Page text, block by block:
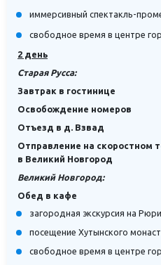
иммерсивный спектакль-
свободное время в центре
2 день
Старая Русса:
Завтрак в гостинице
Освобождение номеров
Отъезд в д. Взвад
Отправление на скоростном
в Великий Новгород
Великий Новгород:
Обед в кафе
загородная экскурсия на
посещение Хутынского
свободное время в центре